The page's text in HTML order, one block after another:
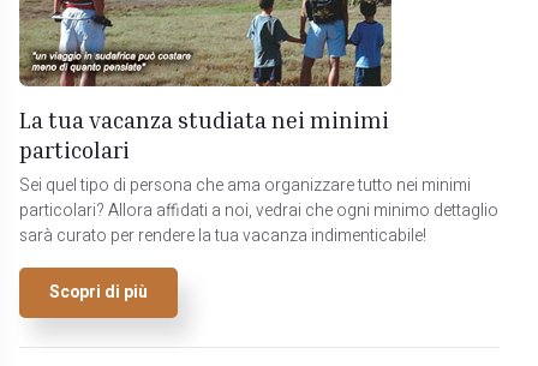
La tua vacanza studiata nei minimi
particolari
Sei quel tipo di persona che ama organizzare tutto nei minimi
particolari? Allora affidati a noi, vedrai che ogni minimo dettaglio
sarà curato per rendere la tua vacanza indimenticabile!
Scopri di più